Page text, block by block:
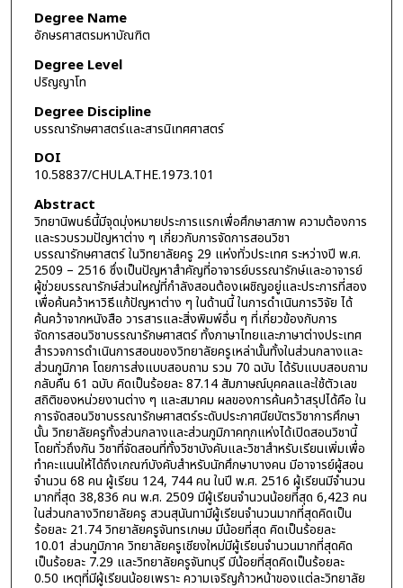
Degree Name
อักษรศาสตรมหาบัณฑิต
Degree Level
ปริญญาโท
Degree Discipline
บรรณารักษศาสตร์และสารนิเทศศาสตร์
DOI
10.58837/CHULA.THE.1973.101
Abstract
วิทยานิพนธ์นี้มีจุดมุ่งหมายประการแรกเพื่อศึกษาสภาพ ความต้องการ
และรวบรวมปัญหาต่าง ๆ เกี่ยวกับการจัดการสอนวิชา
บรรณารักษศาสตร์ ในวิทยาลัยครู 29 แห่งทั่วประเทศ ระหว่างปี พ.ศ.
2509 – 2516 ซึ่งเป็นปัญหาสำคัญที่อาจารย์บรรณารักษ์และอาจารย์
ผู้ช่วยบรรณารักษ์ส่วนใหญ่ที่กำลังสอนต้องเผชิญอยู่และประการที่สอง
เพื่อค้นคว้าหาวิธีแก้ปัญหาต่าง ๆ ในด้านนี้ ในการดำเนินการวิจัย ได้
ค้นคว้าจากหนังสือ วารสารและสิ่งพิมพ์อื่น ๆ ที่เกี่ยวข้องกับการ
จัดการสอนวิชาบรรณารักษศาสตร์ ทั้งภาษาไทยและภาษาต่างประเทศ
สำรวจการดำเนินการสอนของวิทยาลัยครูเหล่านั้นทั้งในส่วนกลางและ
ส่วนภูมิภาค โดยการส่งแบบสอบถาม รวม 70 ฉบับ ได้รับแบบสอบถาม
กลับคืน 61 ฉบับ คิดเป็นร้อยละ 87.14 สัมภาษณ์บุคคลและใช้ตัวเลข
สถิติของหน่วยงานต่าง ๆ และสมาคม ผลของการค้นคว้าสรุปได้คือ ใน
การจัดสอนวิชาบรรณารักษศาสตร์ระดับประกาศนียบัตรวิชาการศึกษา
นั้น วิทยาลัยครูทั้งส่วนกลางและส่วนภูมิภาคทุกแห่งได้เปิดสอนวิชานี้
โดยทั่วถึงกัน วิชาที่จัดสอนที่ทั้งวิชาบังคับและวิชาสำหรับเรียนเพิ่มเพื่อ
ทำคะแนนให้ได้ถึงเกณฑ์บังคับสำหรับนักศึกษาบางคน มีอาจารย์ผู้สอน
จำนวน 68 คน ผู้เรียน 124, 744 คน ในปี พ.ศ. 2516 ผู้เรียนมีจำนวน
มากที่สุด 38,836 คน พ.ศ. 2509 มีผู้เรียนจำนวนน้อยที่สุด 6,423 คน
ในส่วนกลางวิทยาลัยครู สวนสุนันทามีผู้เรียนจำนวนมากที่สุดคิดเป็น
ร้อยละ 21.74 วิทยาลัยครูจันทรเกษม มีน้อยที่สุด คิดเป็นร้อยละ
10.01 ส่วนภูมิภาค วิทยาลัยครูเชียงใหม่มีผู้เรียนจำนวนมากที่สุดคิด
เป็นร้อยละ 7.29 และวิทยาลัยครูจันทบุรี มีน้อยที่สุดคิดเป็นร้อยละ
0.50 เหตุที่มีผู้เรียนน้อยเพราะ ความเจริญก้าวหน้าของแต่ละวิทยาลัย